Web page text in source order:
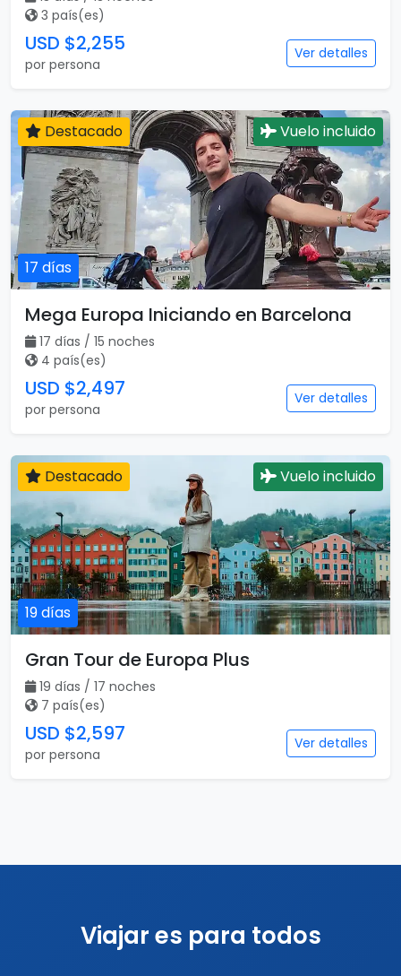
3 país(es)
USD $2,255
por persona
Ver detalles
17 días
Destacado Vuelo incluido
Mega Europa Iniciando en Barcelona
17 días / 15 noches
4 país(es)
USD $2,497
por persona
Ver detalles
19 días
Destacado Vuelo incluido
Gran Tour de Europa Plus
19 días / 17 noches
7 país(es)
USD $2,597
por persona
Ver detalles
Viajar es para todos